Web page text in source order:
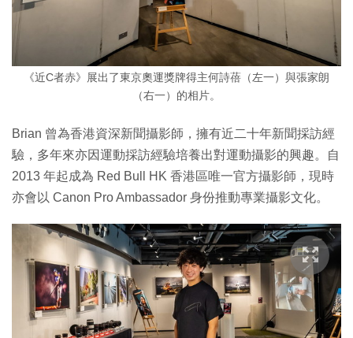
《近C者赤》展出了東京奧運獎牌得主何詩蓓（左一）與張家朗
（右一）的相片。
Brian 曾為香港資深新聞攝影師，擁有近二十年新聞採訪經
驗，多年來亦因運動採訪經驗培養出對運動攝影的興趣。自
2013 年起成為 Red Bull HK 香港區唯一官方攝影師，現時
亦會以 Canon Pro Ambassador 身份推動專業攝影文化。